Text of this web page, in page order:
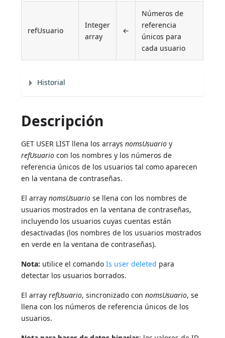
refUsuario
Integer
array
←
Números de
referencia
únicos para
cada usuario
Historial
Descripción
GET USER LIST llena los arraysnomsUsuario y
refUsuario con los nombres y los números de
referencia únicos de los usuarios tal como aparecen
en la ventana de contraseñas.
El arraynomsUsuario se llena con los nombres de
usuarios mostrados en la ventana de contraseñas,
incluyendo los usuarios cuyas cuentas están
desactivadas (los nombres de los usuarios mostrados
en verde en la ventana de contraseñas).
Nota: utilice el comandoIs user deleted para
detectar los usuarios borrados.
El arrayrefUsuario, sincronizado connomsUsuario, se
llena con los números de referencia únicos de los
usuarios.